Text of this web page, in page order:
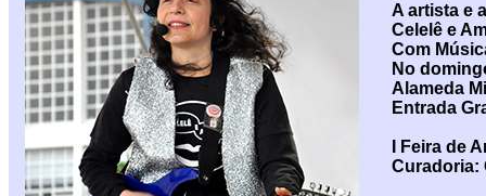
A artista e
Celelê e
Com
No
Alameda
Entrada
I Feira de
Curadoria: